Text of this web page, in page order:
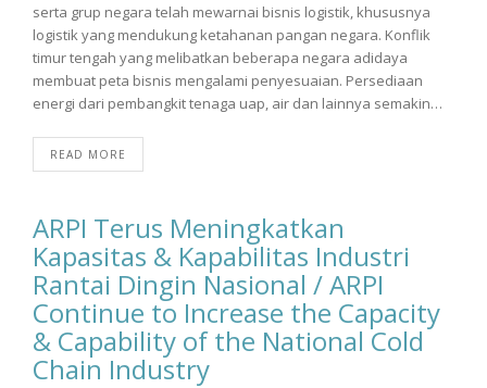
serta grup negara telah mewarnai bisnis logistik, khususnya
logistik yang mendukung ketahanan pangan negara. Konflik
timur tengah yang melibatkan beberapa negara adidaya
membuat peta bisnis mengalami penyesuaian. Persediaan
energi dari pembangkit tenaga uap, air dan lainnya semakin…
READ MORE
ARPI Terus Meningkatkan
Kapasitas & Kapabilitas Industri
Rantai Dingin Nasional / ARPI
Continue to Increase the Capacity
& Capability of the National Cold
Chain Industry